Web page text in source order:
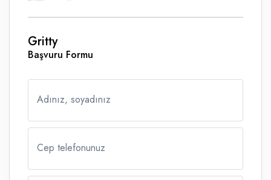
Gritty
Başvuru Formu
Adınız, soyadınız
Cep telefonunuz